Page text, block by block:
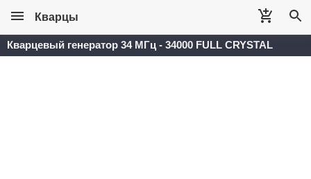
Кварцы
Кварцевый генератор 34 МГц - 34000 FULL CRYSTAL